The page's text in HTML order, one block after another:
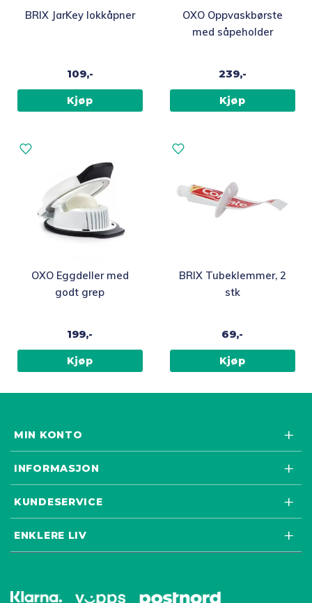
BRIX JarKey lokkåpner
109,-
Kjøp
OXO Oppvaskbørste
med såpeholder
239,-
Kjøp
OXO Eggdeller med
godt grep
199,-
Kjøp
BRIX Tubeklemmer, 2
stk
69,-
Kjøp
MIN KONTO
INFORMASJON
KUNDESERVICE
ENKLERE LIV